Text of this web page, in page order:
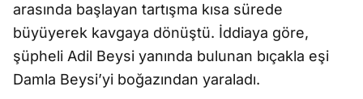
arasında başlayan tartışma kısa sürede
büyüyerek kavgaya dönüştü. İddiaya göre,
şüpheli Adil Beysi yanında bulunan bıçakla eşi
Damla Beysi’yi boğazından yaraladı.